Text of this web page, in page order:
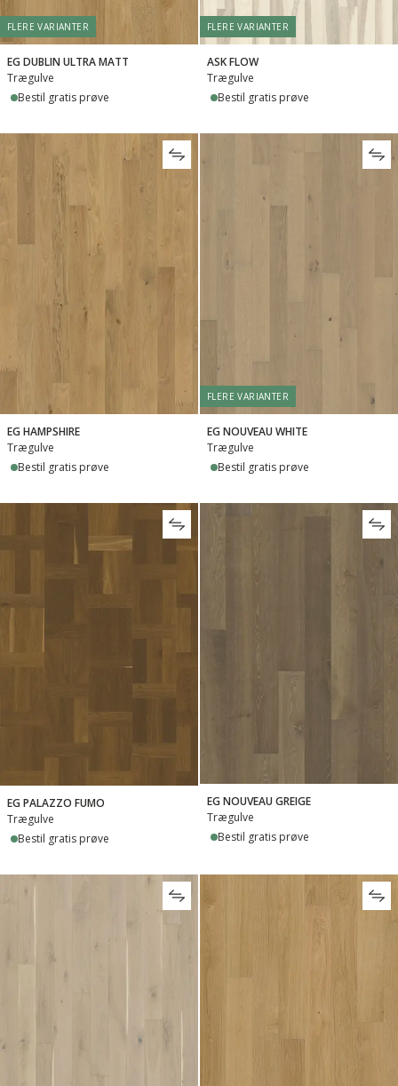
FLERE VARIANTER
EG DUBLIN ULTRA MATT
Trægulve
Bestil gratis prøve
FLERE VARIANTER
ASK FLOW
Trægulve
Bestil gratis prøve
EG HAMPSHIRE
Trægulve
Bestil gratis prøve
FLERE VARIANTER
EG NOUVEAU WHITE
Trægulve
Bestil gratis prøve
EG PALAZZO FUMO
Trægulve
Bestil gratis prøve
EG NOUVEAU GREIGE
Trægulve
Bestil gratis prøve